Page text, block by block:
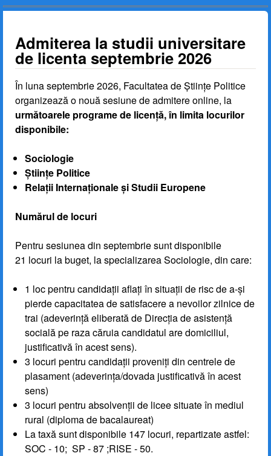
Admiterea la studii universitare
de licenta septembrie 2026
În luna septembrie 2026, Facultatea de Științe Politice
organizează o nouă sesiune de admitere online, la
următoarele programe de licență, în limita locurilor
disponibile:
Sociologie
Științe Politice
Relații Internaționale și Studii Europene
Numărul de locuri
Pentru sesiunea din septembrie sunt disponibile
21 locuri la buget, la specializarea Sociologie, din care:
1 loc pentru candidații aflați în situații de risc de a-și
pierde capacitatea de satisfacere a nevoilor zilnice de
trai (adeverință eliberată de Direcția de asistență
socială pe raza căruia candidatul are domiciliul,
justificativă în acest sens).
3 locuri pentru candidații proveniți din centrele de
plasament (adeverința/dovada justificativă în acest
sens)
3 locuri pentru absolvenții de licee situate în mediul
rural (diploma de bacalaureat)
La taxă sunt disponibile 147 locuri, repartizate astfel:
SOC - 10; SP - 87 ;RISE - 50.